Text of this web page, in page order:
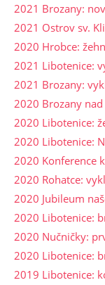
2021 Brozany:
2021 Ostrov sv.
2020 Hrobce:
2021 Libotenice:
2021 Brozany:
2020 Brozany
2020 Libotenice:
2020 Libotenice:
2020 Konference
2020 Rohatce:
2020 Jubileum
2020 Libotenice:
2020 Nučničky:
2020 Libotenice:
2019 Libotenice: